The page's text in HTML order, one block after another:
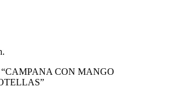
“CAMPANA CON MANGO